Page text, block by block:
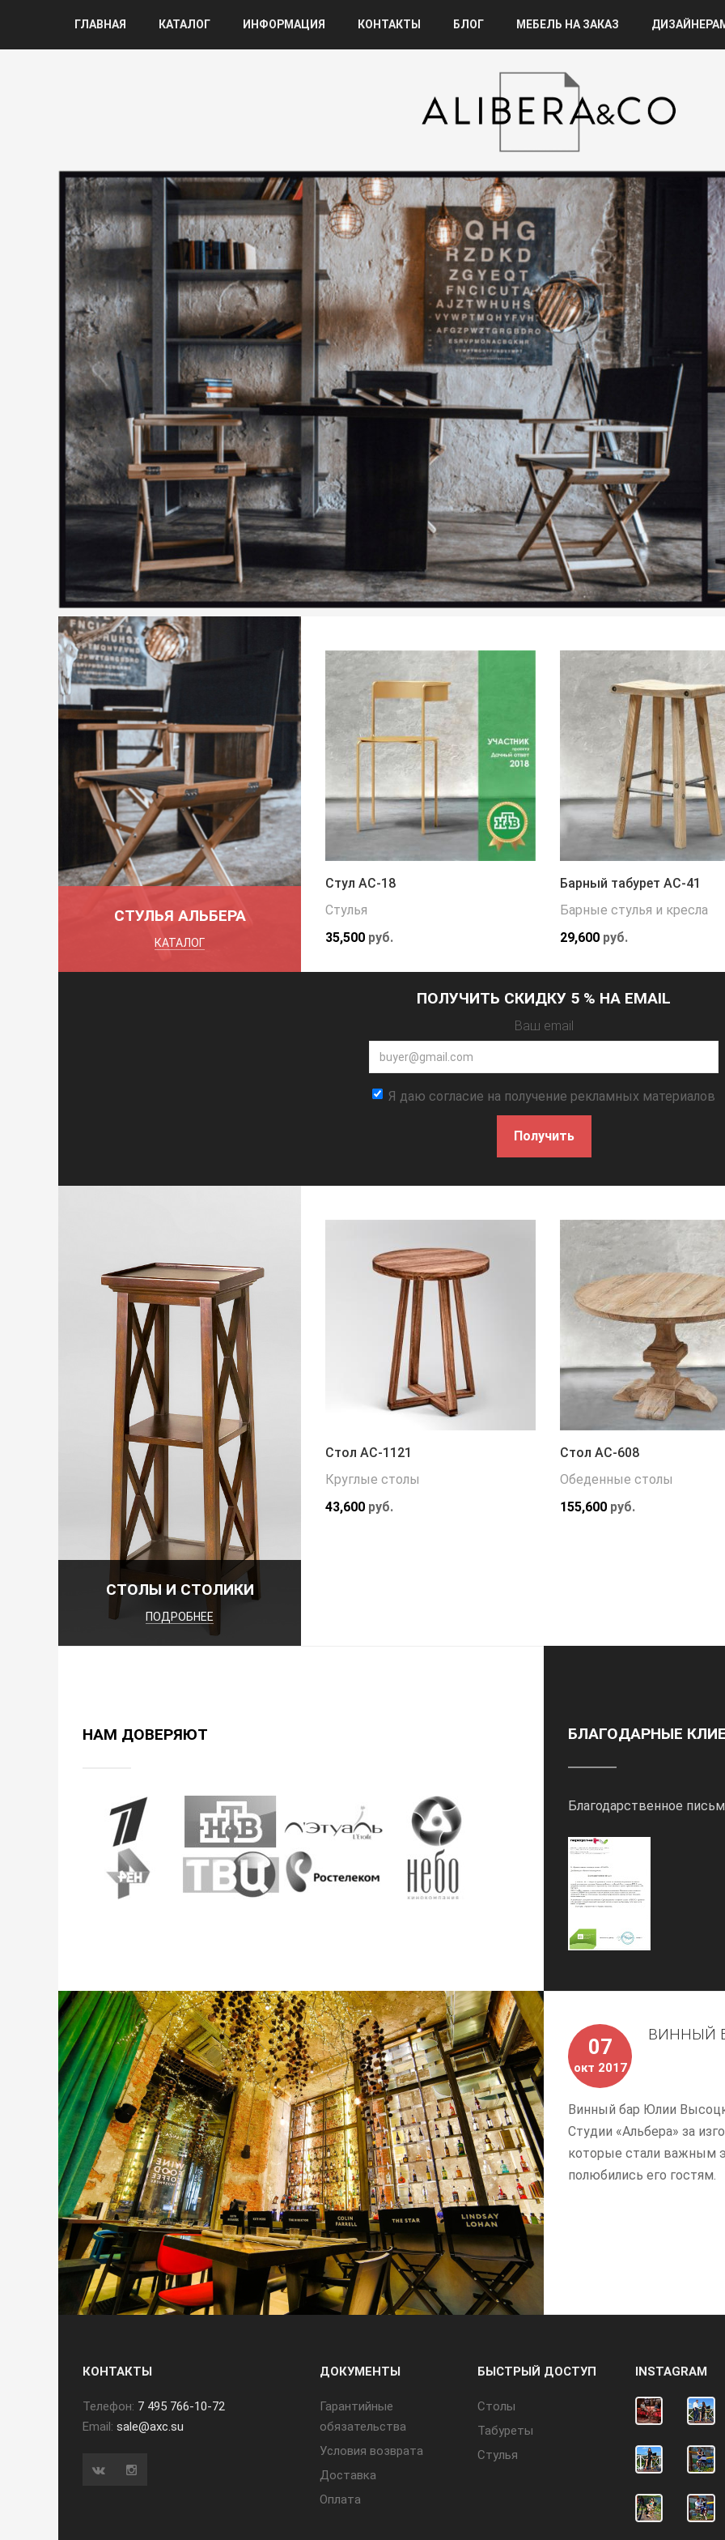
ГЛАВНАЯ КАТАЛОГ ИНФОРМАЦИЯ КОНТАКТЫ БЛОГ МЕБЕЛЬ НА ЗАКАЗ
СТУЛЬЯ АЛЬБЕРА
КАТАЛОГ
Стул АС-18
Стулья
35,500 руб.
Барный табурет АС-41
Барные стулья и кресла
29,600 руб.
ПОЛУЧИТЬ СКИДКУ 5 % НА EMAIL
Ваш email
Я даю согласие на получение рекламных материалов
Получить
СТОЛЫ И СТОЛИКИ
ПОДРОБНЕЕ
Стол АС-1121
Круглые столы
43,600 руб.
Стол АС-608
Обеденные столы
155,600 руб.
НАМ ДОВЕРЯЮТ БЛАГОДАРНЫЕ
Благодарственное
07
окт 2017
ВИННЫЙ
Винный бар Юлии
Студии «Альбера» за
которые стали важным
полюбились его гостям.
КОНТАКТЫ
Телефон: 7 495 766-10-72
Email: sale@axc.su
ДОКУМЕНТЫ
Гарантийные
обязательства
Условия возврата
Доставка
Оплата
БЫСТРЫЙ ДОСТУП
Cтолы
Табуреты
Стулья
INSTAGRAM